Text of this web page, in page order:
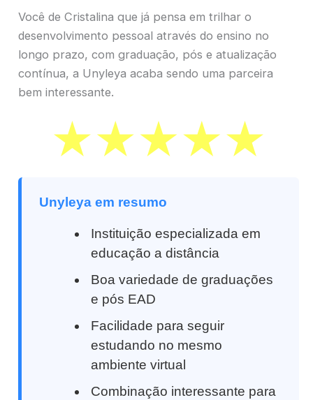
Você de Cristalina que já pensa em trilhar o
desenvolvimento pessoal através do ensino no
longo prazo, com graduação, pós e atualização
contínua, a Unyleya acaba sendo uma parceira
bem interessante.
Unyleya em resumo
Instituição especializada em
educação a distância
Boa variedade de graduações
e pós EAD
Facilidade para seguir
estudando no mesmo
ambiente virtual
Combinação interessante para